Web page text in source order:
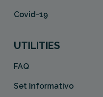
Covid-19
UTILITIES
FAQ
Set Informativo